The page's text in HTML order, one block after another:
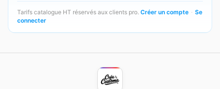
Tarifs catalogue HT réservés aux clients pro. Créer un compte · Se
connecter